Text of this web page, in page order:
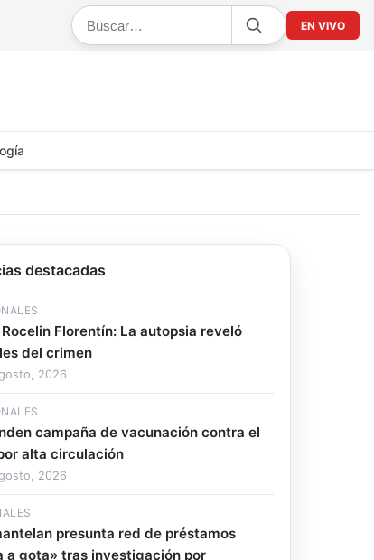
EN VIVO
destacadas
Florentín: La autopsia reveló
del crimen
2026
campaña de vacunación contra el
alta circulación
2026
presunta red de préstamos
a gota» tras investigación por